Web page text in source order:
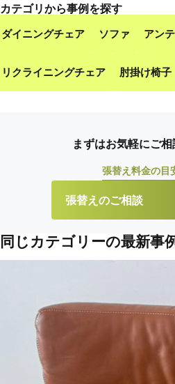
カテゴリから事例を探す
ダイニングチェア ソファ アン
リクライニングチェア 肘掛け椅子
まずはお気軽にご相
張替え料金の目
張替えのご相談
同じカテゴリーの最新事